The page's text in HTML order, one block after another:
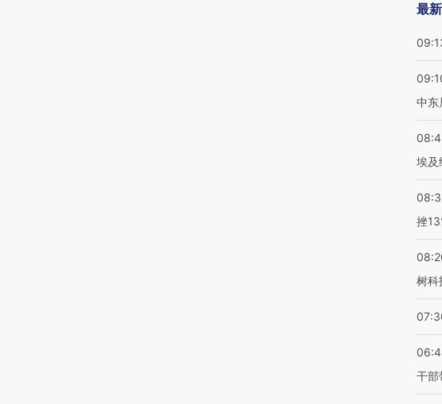
最
中东
埃及
挫
树科
干部